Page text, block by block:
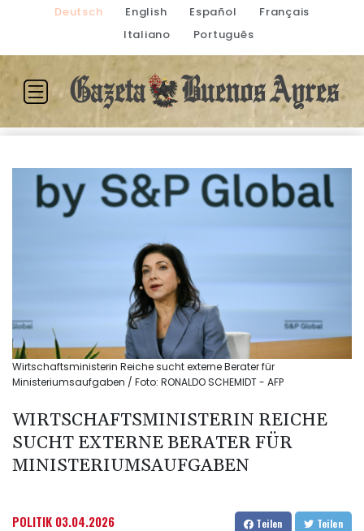
Deutsch English Español
Français
Italiano
Português
Wirtschaftsministerin Reiche sucht externe Berater für
Ministeriumsaufgaben / Foto: RONALDO SCHEMIDT - AFP
WIRTSCHAFTSMINISTERIN REICHE
SUCHT EXTERNE BERATER FÜR
MINISTERIUMSAUFGABEN
POLITIK 03.04.2026 Teilen Teilen